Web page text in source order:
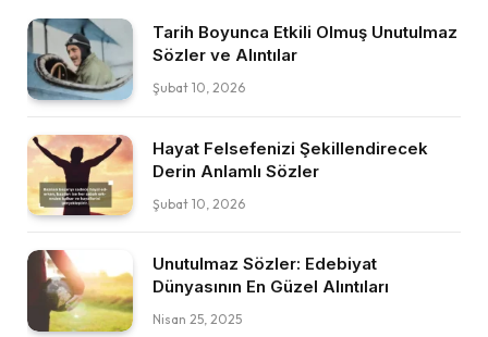
Tarih Boyunca Etkili Olmuş Unutulmaz
Sözler ve Alıntılar
Şubat 10, 2026
Hayat Felsefenizi Şekillendirecek
Derin Anlamlı Sözler
Şubat 10, 2026
Unutulmaz Sözler: Edebiyat
Dünyasının En Güzel Alıntıları
Nisan 25, 2025